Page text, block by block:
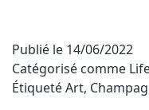
Publié le 14/06/2022
Catégorisé comme
ÉtiquetéArt,